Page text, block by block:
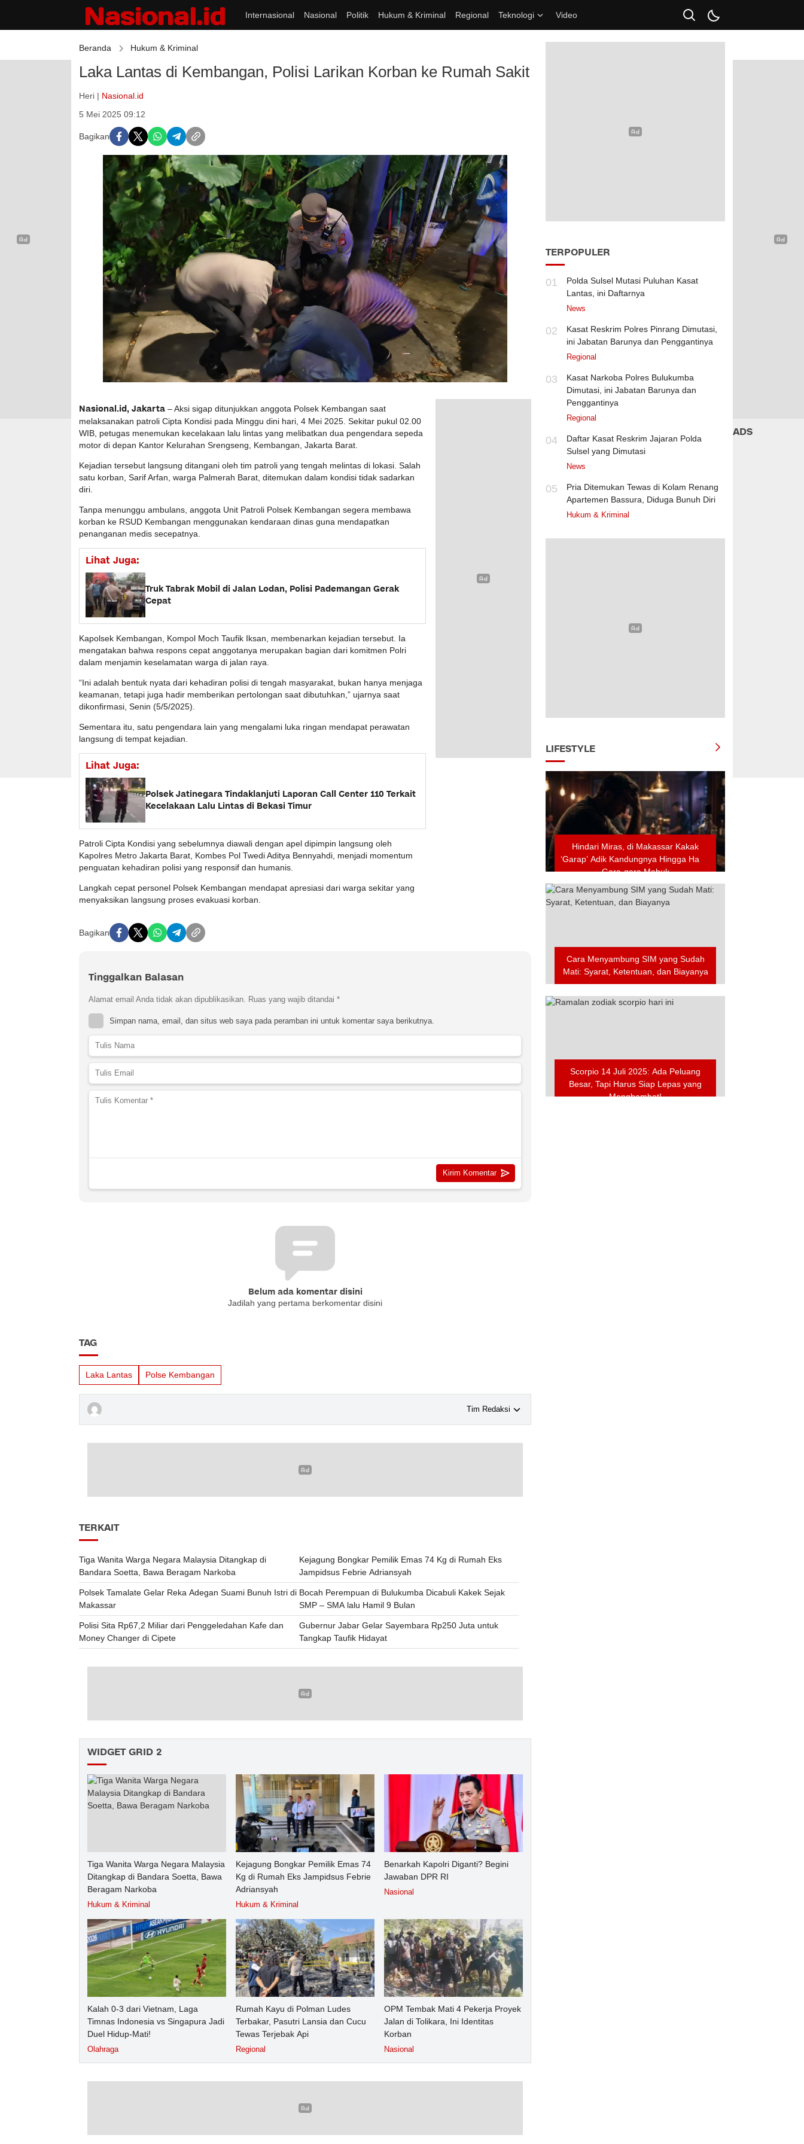
Internasional Nasional Politik Hukum & Kriminal Regional Teknologi Video
Beranda Hukum & Kriminal
Laka Lantas di Kembangan, Polisi Larikan Korban ke Rumah Sakit
Heri | Nasional.id
5 Mei 2025 09:12
Bagikan
Nasional.id, Jakarta – Aksi sigap ditunjukkan anggota Polsek Kembangan saat
melaksanakan patroli Cipta Kondisi pada Minggu dini hari, 4 Mei 2025. Sekitar pukul 02.00
WIB, petugas menemukan kecelakaan lalu lintas yang melibatkan dua pengendara sepeda
motor di depan Kantor Kelurahan Srengseng, Kembangan, Jakarta Barat.
Kejadian tersebut langsung ditangani oleh tim patroli yang tengah melintas di lokasi. Salah
satu korban, Sarif Arfan, warga Palmerah Barat, ditemukan dalam kondisi tidak sadarkan
diri.
Tanpa menunggu ambulans, anggota Unit Patroli Polsek Kembangan segera membawa
korban ke RSUD Kembangan menggunakan kendaraan dinas guna mendapatkan
penanganan medis secepatnya.
Lihat Juga:
Truk Tabrak Mobil di Jalan Lodan, Polisi Pademangan Gerak
Cepat
Kapolsek Kembangan, Kompol Moch Taufik Iksan, membenarkan kejadian tersebut. Ia
mengatakan bahwa respons cepat anggotanya merupakan bagian dari komitmen Polri
dalam menjamin keselamatan warga di jalan raya.
“Ini adalah bentuk nyata dari kehadiran polisi di tengah masyarakat, bukan hanya menjaga
keamanan, tetapi juga hadir memberikan pertolongan saat dibutuhkan,” ujarnya saat
dikonfirmasi, Senin (5/5/2025).
Sementara itu, satu pengendara lain yang mengalami luka ringan mendapat perawatan
langsung di tempat kejadian.
Lihat Juga:
Polsek Jatinegara Tindaklanjuti Laporan Call Center 110 Terkait
Kecelakaan Lalu Lintas di Bekasi Timur
Patroli Cipta Kondisi yang sebelumnya diawali dengan apel dipimpin langsung oleh
Kapolres Metro Jakarta Barat, Kombes Pol Twedi Aditya Bennyahdi, menjadi momentum
penguatan kehadiran polisi yang responsif dan humanis.
Langkah cepat personel Polsek Kembangan mendapat apresiasi dari warga sekitar yang
menyaksikan langsung proses evakuasi korban.
Bagikan
Tinggalkan Balasan
Alamat email Anda tidak akan dipublikasikan. Ruas yang wajib ditandai *
Simpan nama, email, dan situs web saya pada peramban ini untuk komentar saya berikutnya.
Belum ada komentar disini
Jadilah yang pertama berkomentar disini
TAG
Laka Lantas Polse Kembangan
Tim Redaksi
TERKAIT
Tiga Wanita Warga Negara Malaysia Ditangkap di
Bandara Soetta, Bawa Beragam Narkoba
Kejagung Bongkar Pemilik Emas 74 Kg di Rumah Eks
Jampidsus Febrie Adriansyah
Polsek Tamalate Gelar Reka Adegan Suami Bunuh Istri di
Makassar
Bocah Perempuan di Bulukumba Dicabuli Kakek Sejak
SMP – SMA lalu Hamil 9 Bulan
Polisi Sita Rp67,2 Miliar dari Penggeledahan Kafe dan
Money Changer di Cipete
Gubernur Jabar Gelar Sayembara Rp250 Juta untuk
Tangkap Taufik Hidayat
WIDGET GRID 2
Tiga Wanita Warga Negara Malaysia
Ditangkap di Bandara Soetta, Bawa
Beragam Narkoba
Hukum & Kriminal
Kejagung Bongkar Pemilik Emas 74
Kg di Rumah Eks Jampidsus Febrie
Adriansyah
Hukum & Kriminal
Benarkah Kapolri Diganti? Begini
Jawaban DPR RI
Nasional
Kalah 0-3 dari Vietnam, Laga
Timnas Indonesia vs Singapura Jadi
Duel Hidup-Mati!
Olahraga
Rumah Kayu di Polman Ludes
Terbakar, Pasutri Lansia dan Cucu
Tewas Terjebak Api
Regional
OPM Tembak Mati 4 Pekerja Proyek
Jalan di Tolikara, Ini Identitas
Korban
Nasional
TERPOPULER
01
Polda Sulsel Mutasi Puluhan Kasat
Lantas, ini Daftarnya
News
02
Kasat Reskrim Polres Pinrang Dimutasi,
ini Jabatan Barunya dan Penggantinya
Regional
03
Kasat Narkoba Polres Bulukumba
Dimutasi, ini Jabatan Barunya dan
Penggantinya
Regional
04
Daftar Kasat Reskrim Jajaran Polda
Sulsel yang Dimutasi
News
05
Pria Ditemukan Tewas di Kolam Renang
Apartemen Bassura, Diduga Bunuh Diri
Hukum & Kriminal
LIFESTYLE
Hindari Miras, di Makassar Kakak
‘Garap’ Adik Kandungnya Hingga Hamil
Gara-gara Mabuk
Cara Menyambung SIM yang Sudah
Mati: Syarat, Ketentuan, dan Biayanya
Scorpio 14 Juli 2025: Ada Peluang
Besar, Tapi Harus Siap Lepas yang
Menghambat!
ADS